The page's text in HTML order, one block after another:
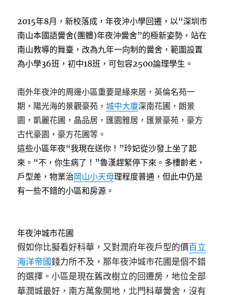
2015年8月，新校落成，年夜沖小學回遷，以“深圳市
南山本國語黌舍(團體)年夜沖黌舍”的極新姿勢，站在
南山教導的舞臺，改為九年一向制的黌舍，範圍設置
為小學36班，初中18班，可包容2500論理學生。
南外年夜沖的周邊小區重要是緣來居，英倫名苑一
期，陽光海的景觀豪苑，城中大廈深南花圃，朗景
園，凱麗花圃，晶品居，匯園雅居，匯景豪苑，豪方
古代豪園，豪方花圃等。
這些小區年夜“我現在送你！”玲妃從沙發上坐了起
來。“不，你生病了！”魯漢趕緊停下來。多樓齡老，
戶型差，物業治岡山小天母理程度普通，但此中仍是
有一些不錯的小區和房源。
年夜沖城市花圃
假如你比擬看好科華，又對潤府年夜戶型的價百立
海洋帝國錢力所不及，那年夜沖城市花圃是個不錯
的選擇。小區是現在舊改樹立的回遷房，地位全部
華潤城最好，南方萬象開地，北門科華黌舍，沒有